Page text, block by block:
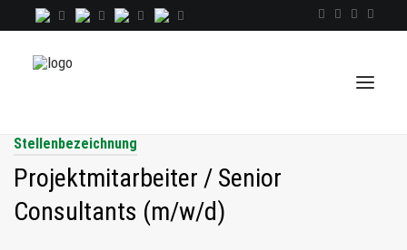
TALENTINDEX
Stellenbezeichnung
Projektmitarbeiter / Senior
Consultants (m/w/d)